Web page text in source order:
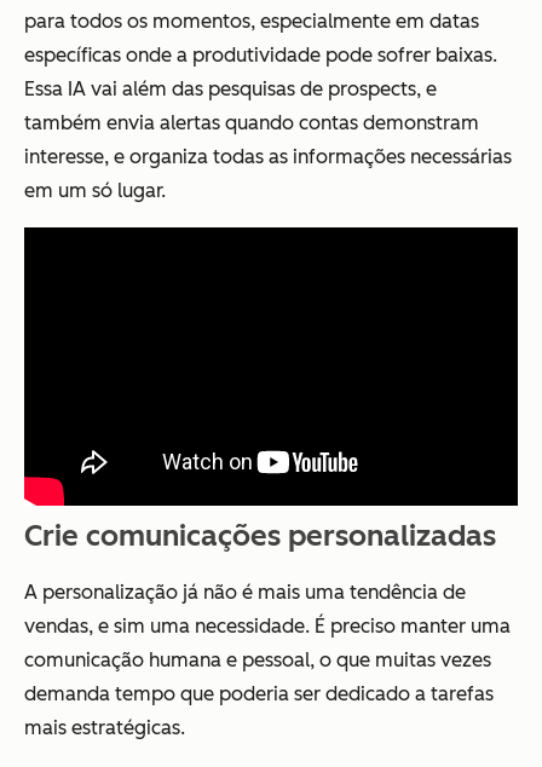
para todos os momentos, especialmente em datas
específicas onde a produtividade pode sofrer baixas.
Essa IA vai além das pesquisas de prospects, e
também envia alertas quando contas demonstram
interesse, e organiza todas as informações necessárias
em um só lugar.
Crie comunicações personalizadas
A personalização já não é mais uma tendência de
vendas, e sim uma necessidade. É preciso manter uma
comunicação humana e pessoal, o que muitas vezes
demanda tempo que poderia ser dedicado a tarefas
mais estratégicas.